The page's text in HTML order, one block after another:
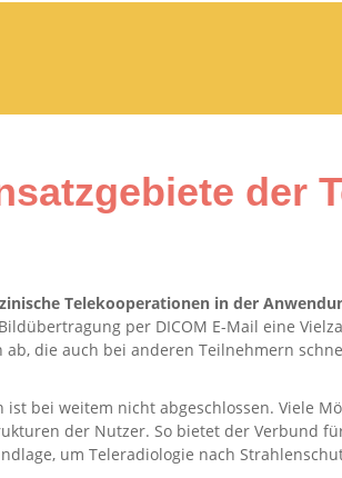
der
Telekooperationen in der
per DICOM E-Mail eine
ab, die auch bei anderen Teilnehmern
ist bei weitem nicht abgeschlossen. Viele
der Nutzer. So bietet der Verbund
um Teleradiologie nach